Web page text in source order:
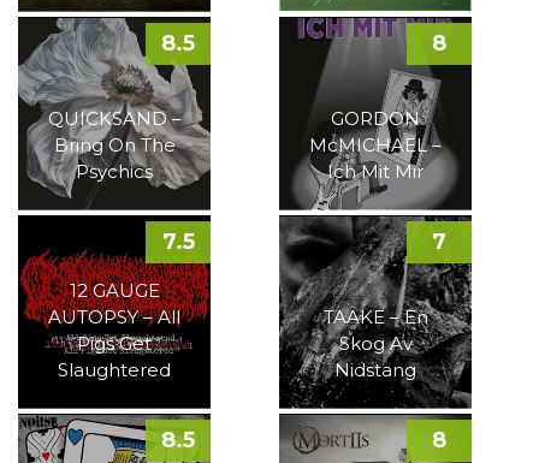
QUICKSAND –
Bring On The
Psychics
8.5
GORDON
McMICHAEL –
Ich Mit Mir
8
12 GAUGE
AUTOPSY – All
Pigs Get
Slaughtered
7.5
TAAKE – En
Skog Av
Nidstang
7
8.5 8